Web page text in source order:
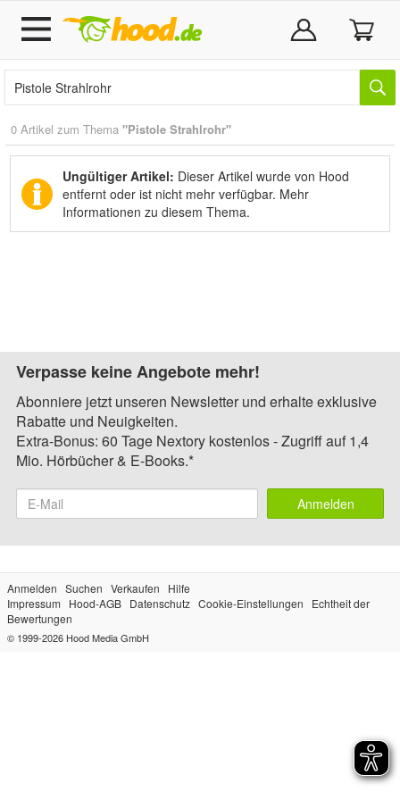
0 Artikel zum Thema "Pistole Strahlrohr"
Ungültiger Artikel: Dieser Artikel wurde von Hood
entfernt oder ist nicht mehr verfügbar. Mehr
Informationen zu diesem Thema.
Verpasse keine Angebote mehr!
Abonniere jetzt unseren Newsletter und erhalte exklusive
Rabatte und Neuigkeiten.
Extra-Bonus: 60 Tage Nextory kostenlos - Zugriff auf 1,4
Mio. Hörbücher & E-Books.*
Anmelden
Anmelden Suchen Verkaufen
Hilfe
Impressum
Hood-AGB Datenschutz Cookie-Einstellungen
Echtheit der
Bewertungen
© 1999-2026 Hood Media GmbH